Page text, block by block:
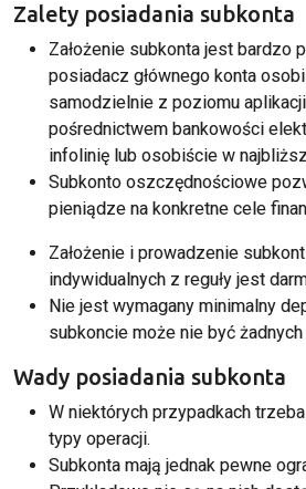
Zalety posiadania subkonta
Założenie subkonta jest bardzo
posiadacz głównego konta
samodzielnie z poziomu
pośrednictwem bankowości
infolinię lub osobiście w
Subkonto oszczędnościowe
pieniądze na konkretne cele
Założenie i prowadzenie
indywidualnych z reguły jest
Nie jest wymagany minimalny
subkoncie może nie być
Wady posiadania subkonta
W niektórych przypadkach
typy operacji.
Subkonta mają jednak pewne